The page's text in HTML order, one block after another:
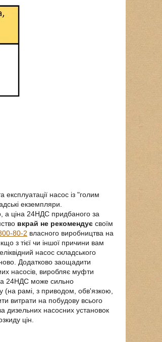
насос із "голим
екземпляри.
а ціна 24НДС придбаного за
вкрай не рекомендує своїм
80-2 власного виробництва на
з тієї чи іншої причини вам
насос складського
Додатково заощадити
насосів, виробляє муфти
24НДС може сильно
(на рамі, з приводом, обв'язкою,
витрати на побудову всього
дизельних насосних установок
цін.